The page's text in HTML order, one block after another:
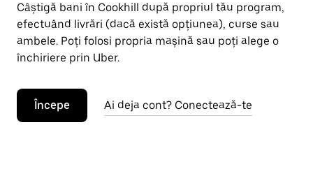
Câștigă bani în Cookhill după propriul tău program,
efectuând livrări (dacă există opțiunea), curse sau
ambele. Poți folosi propria mașină sau poți alege o
închiriere prin Uber.
Începe Ai deja cont? Conectează-te